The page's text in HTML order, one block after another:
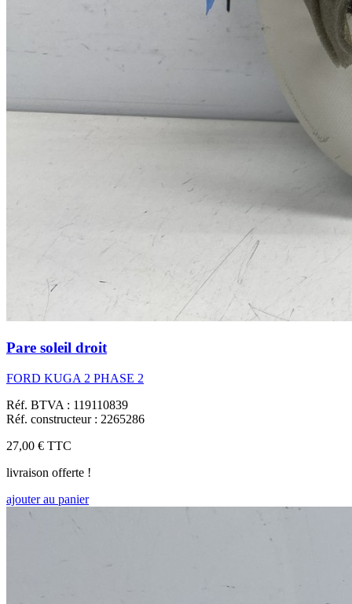
Pare soleil droit
FORD KUGA 2 PHASE 2
Réf. BTVA : 119110839
Réf. constructeur : 2265286
27,00 € TTC
livraison offerte !
ajouter au panier